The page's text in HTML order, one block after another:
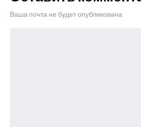
Ваша почта не будет опубликована